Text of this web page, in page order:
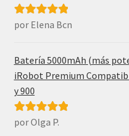
Valorado con
por Elena Bcn
Batería 5000mAh (más
iRobot Premium
y 900
Valorado con
por Olga P.